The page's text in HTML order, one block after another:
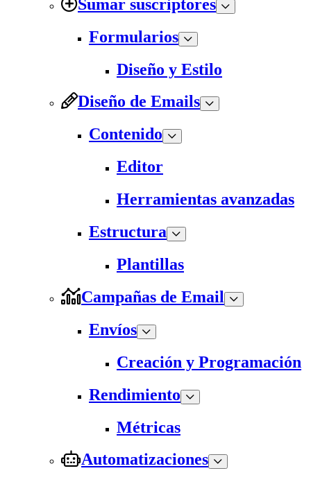
Sumar suscriptores
Formularios
Diseño y Estilo
Diseño de Emails
Contenido
Editor
Herramientas avanzadas
Estructura
Plantillas
Campañas de Email
Envíos
Creación y Programación
Rendimiento
Métricas
Automatizaciones